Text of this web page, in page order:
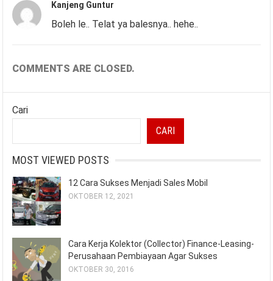
Kanjeng Guntur
Boleh le.. Telat ya balesnya.. hehe..
COMMENTS ARE CLOSED.
Cari
CARI
MOST VIEWED POSTS
12 Cara Sukses Menjadi Sales Mobil
OKTOBER 12, 2021
Cara Kerja Kolektor (Collector) Finance-Leasing-
Perusahaan Pembiayaan Agar Sukses
OKTOBER 30, 2016